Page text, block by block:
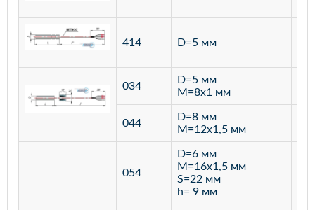
414 D=5 мм
034
D=5 мм
M=8х1 мм
044
D=8 мм
M=12х1,5 мм
054
D=6 мм
M=16х1,5 мм
S=22 мм
h= 9 мм